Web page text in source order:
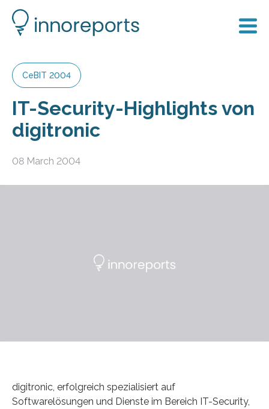
CeBIT 2004
IT-Security-Highlights von
digitronic
08 March 2004
digitronic, erfolgreich spezialisiert auf
Softwarelösungen und Dienste im Bereich IT-Security,